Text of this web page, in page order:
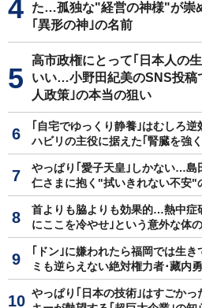
た…孤独な"経営の神様"が崇
｢異形の神｣の名前
高市政権にとって｢日本人の
いい…小野田紀美のSNS投稿
人政策｣の本当の狙い
｢自宅でゆっくり静養｣はむしろ
ハビリの主役に据えた｢腎臓を強
やっぱり｢愛子天皇｣しかない…島
仁さまに抱く"拭いきれない不安"
首よりも脇よりも効果的…熱中症
にここを冷やせ｣という意外な体
｢ドン｣に嫌われたら福岡では生
ミも逆らえない絶対権力者･藏内
やっぱり｢日本の技術｣はすごか